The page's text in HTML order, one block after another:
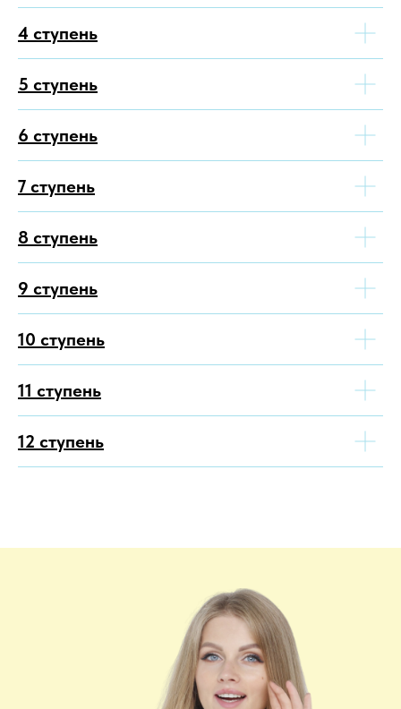
4 ступень
5 ступень
6 ступень
7 ступень
8 ступень
9 ступень
10 ступень
11 ступень
12 ступень